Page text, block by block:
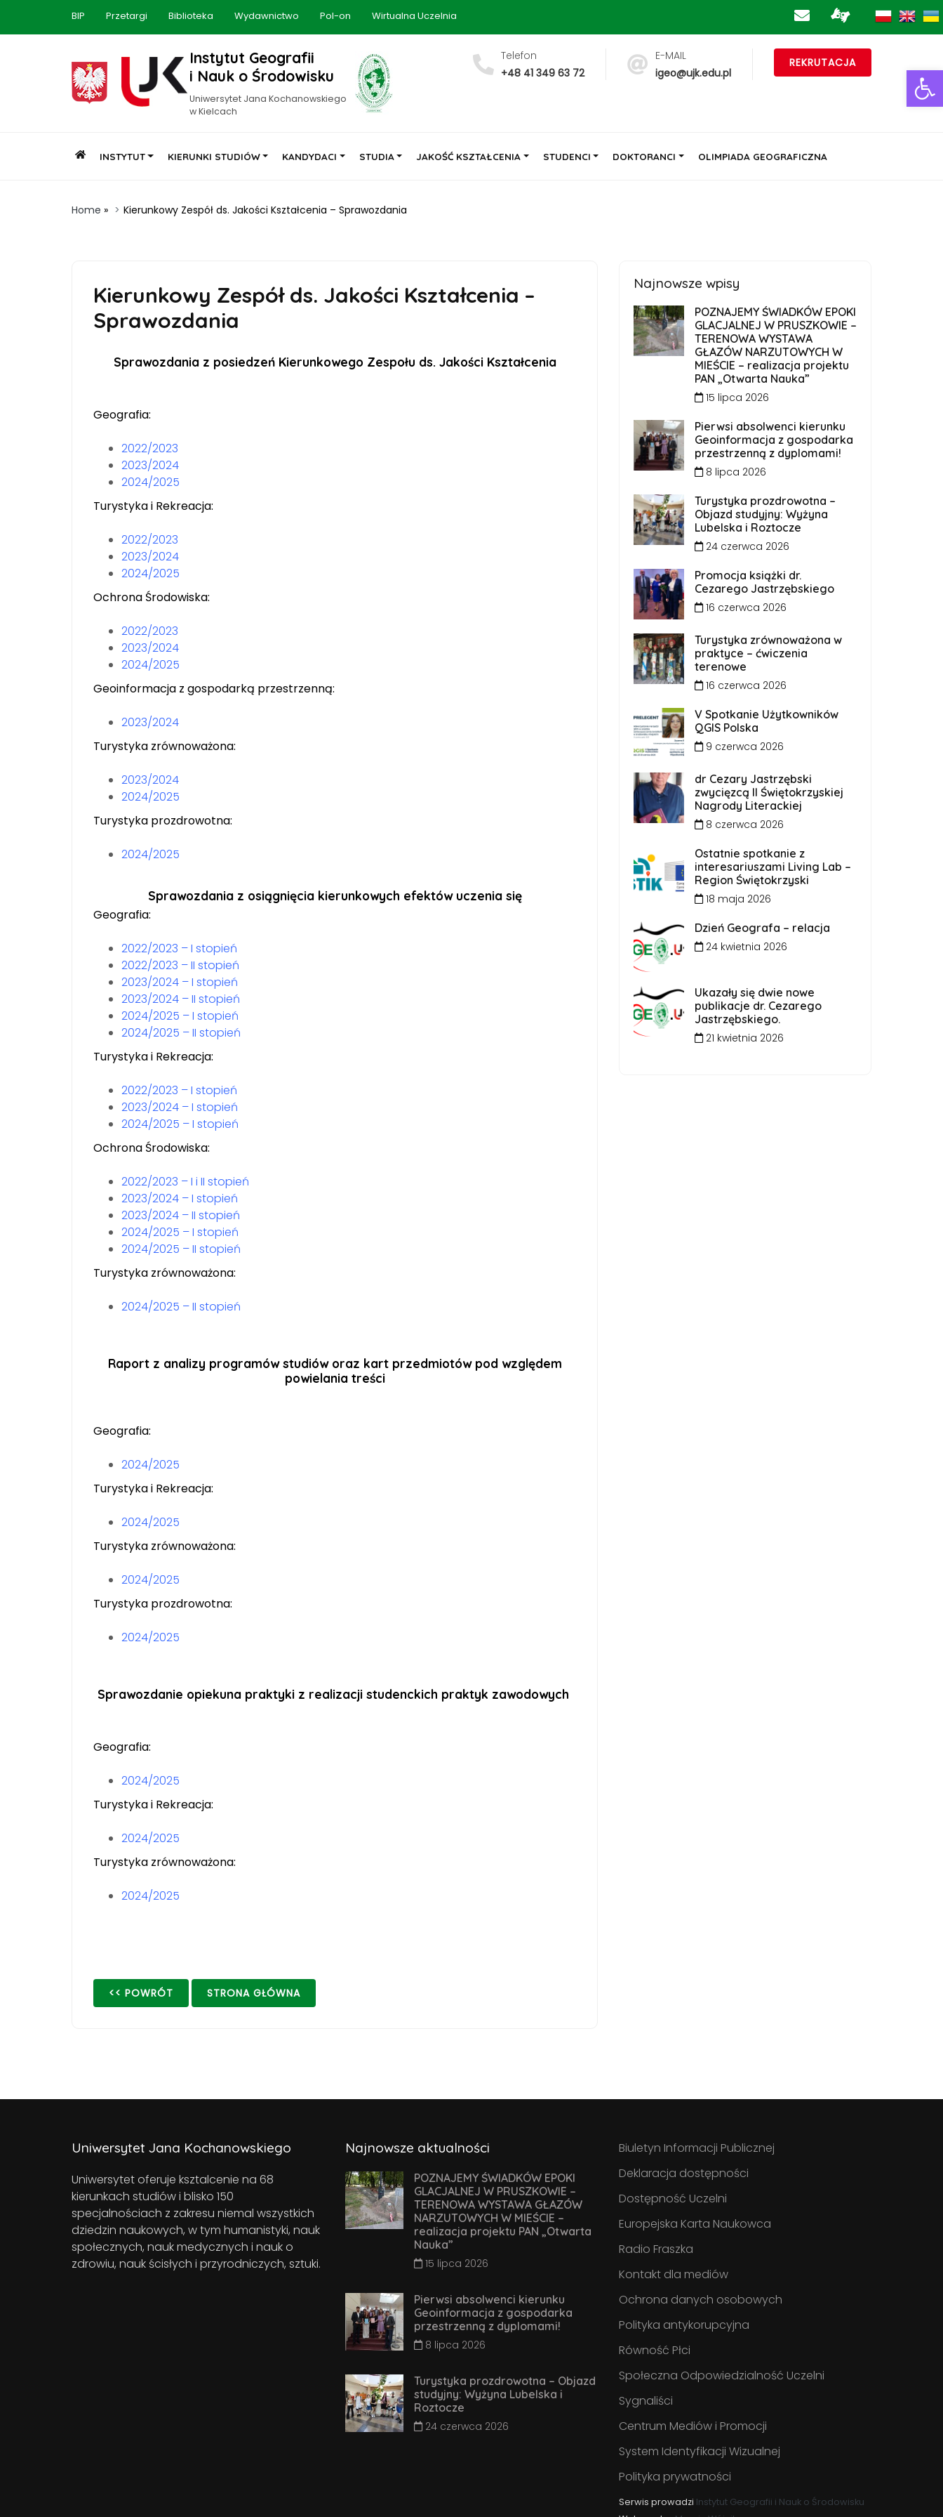
BIP Przetargi Biblioteka Wydawnictwo Pol-on Wirtualna Uczelnia
Instytut Geografii
i Nauk o Środowisku
Uniwersytet Jana Kochanowskiego
w Kielcach
Telefon
+48 41 349 63 72
E-MAIL
igeo@ujk.edu.pl
REKRUTACJA
INSTYTUT KIERUNKI STUDIÓW KANDYDACI STUDIA JAKOŚĆ KSZTAŁCENIA STUDENCI DOKTORANCI OLIMPIADA GEOGRAFICZNA
Home » Kierunkowy Zespół ds. Jakości Kształcenia – Sprawozdania
Kierunkowy Zespół ds. Jakości Kształcenia –
Sprawozdania
Sprawozdania z posiedzeń Kierunkowego Zespołu ds. Jakości Kształcenia
Geografia:
2022/2023
2023/2024
2024/2025
Turystyka i Rekreacja:
2022/2023
2023/2024
2024/2025
Ochrona Środowiska:
2022/2023
2023/2024
2024/2025
Geoinformacja z gospodarką przestrzenną:
2023/2024
Turystyka zrównoważona:
2023/2024
2024/2025
Turystyka prozdrowotna:
2024/2025
Sprawozdania z osiągnięcia kierunkowych efektów uczenia się
Geografia:
2022/2023 – I stopień
2022/2023 – II stopień
2023/2024 – I stopień
2023/2024 – II stopień
2024/2025 – I stopień
2024/2025 – II stopień
Turystyka i Rekreacja:
2022/2023 – I stopień
2023/2024 – I stopień
2024/2025 – I stopień
Ochrona Środowiska:
2022/2023 – I i II stopień
2023/2024 – I stopień
2023/2024 – II stopień
2024/2025 – I stopień
2024/2025 – II stopień
Turystyka zrównoważona:
2024/2025 – II stopień
Raport z analizy programów studiów oraz kart przedmiotów pod względem
powielania treści
Geografia:
2024/2025
Turystyka i Rekreacja:
2024/2025
Turystyka zrównoważona:
2024/2025
Turystyka prozdrowotna:
2024/2025
Sprawozdanie opiekuna praktyki z realizacji studenckich praktyk zawodowych
Geografia:
2024/2025
Turystyka i Rekreacja:
2024/2025
Turystyka zrównoważona:
2024/2025
<< POWRÓT STRONA GŁÓWNA
Najnowsze wpisy
POZNAJEMY ŚWIADKÓW EPOKI
GLACJALNEJ W PRUSZKOWIE –
TERENOWA WYSTAWA
GŁAZÓW NARZUTOWYCH W
MIEŚCIE – realizacja projektu
PAN „Otwarta Nauka”
15 lipca 2026
Pierwsi absolwenci kierunku
Geoinformacja z gospodarka
przestrzenną z dyplomami!
8 lipca 2026
Turystyka prozdrowotna –
Objazd studyjny: Wyżyna
Lubelska i Roztocze
24 czerwca 2026
Promocja książki dr.
Cezarego Jastrzębskiego
16 czerwca 2026
Turystyka zrównoważona w
praktyce – ćwiczenia
terenowe
16 czerwca 2026
V Spotkanie Użytkowników
QGIS Polska
9 czerwca 2026
dr Cezary Jastrzębski
zwycięzcą II Świętokrzyskiej
Nagrody Literackiej
8 czerwca 2026
Ostatnie spotkanie z
interesariuszami Living Lab –
Region Świętokrzyski
18 maja 2026
Dzień Geografa – relacja
24 kwietnia 2026
Ukazały się dwie nowe
publikacje dr. Cezarego
Jastrzębskiego.
21 kwietnia 2026
Uniwersytet Jana Kochanowskiego
Uniwersytet oferuje ksztalcenie na 68
kierunkach studiów i blisko 150
specjalnościach z zakresu niemal wszystkich
dziedzin naukowych, w tym humanistyki, nauk
społecznych, nauk medycznych i nauk o
zdrowiu, nauk ścisłych i przyrodniczych, sztuki.
Najnowsze aktualności
POZNAJEMY ŚWIADKÓW EPOKI
GLACJALNEJ W PRUSZKOWIE –
TERENOWA WYSTAWA GŁAZÓW
NARZUTOWYCH W MIEŚCIE –
realizacja projektu PAN „Otwarta
Nauka”
15 lipca 2026
Pierwsi absolwenci kierunku
Geoinformacja z gospodarka
przestrzenną z dyplomami!
8 lipca 2026
Turystyka prozdrowotna – Objazd
studyjny: Wyżyna Lubelska i
Roztocze
24 czerwca 2026
Biuletyn Informacji Publicznej
Deklaracja dostępności
Dostępność Uczelni
Europejska Karta Naukowca
Radio Fraszka
Kontakt dla mediów
Ochrona danych osobowych
Polityka antykorupcyjna
Równość Płci
Społeczna Odpowiedzialność Uczelni
Sygnaliści
Centrum Mediów i Promocji
System Identyfikacji Wizualnej
Polityka prywatności
Serwis prowadzi Instytut Geografii i Nauk o Środowisku